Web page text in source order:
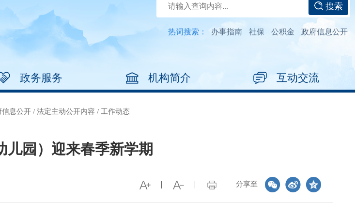
搜索
热词搜索： 办事指南 社保 公积金 政府信息公开
政务服务 机构简介 互动交流
信息公开 / 法定主动公开内容 / 工作动态
儿园）迎来春季新学期
分享至